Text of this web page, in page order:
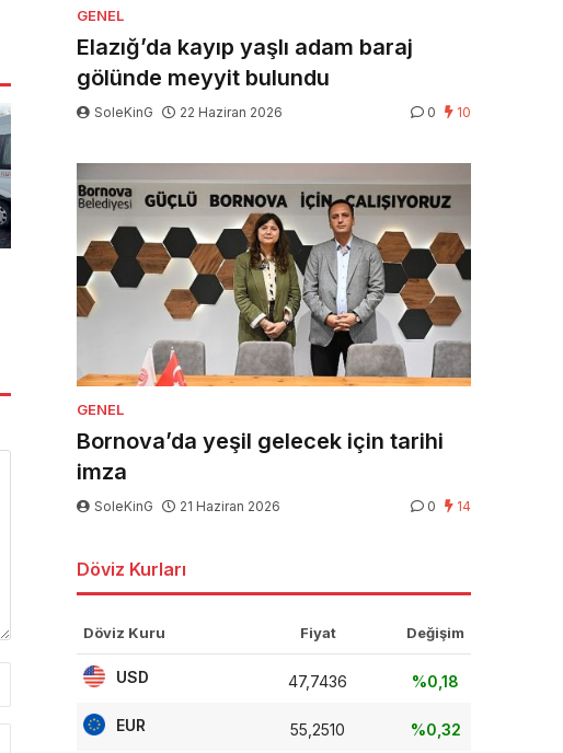
GENEL
Elazığ’da kayıp yaşlı adam baraj
gölünde meyyit bulundu
SoleKinG 22 Haziran 2026 0 10
GENEL
Bornova’da yeşil gelecek için tarihi
imza
SoleKinG 21 Haziran 2026 0 14
Döviz Kurları
Döviz Kuru Fiyat Değişim
USD 47,7436 %0,18
EUR 55,2510 %0,32